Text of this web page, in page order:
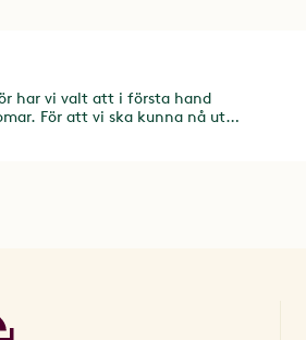
har vi valt att i första hand
För att vi ska kunna nå ut